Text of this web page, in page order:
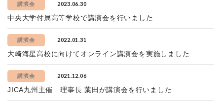
講演会 2023.06.30
中央大学付属高等学校で講演会を行いました
講演会 2022.01.31
大崎海星高校に向けてオンライン講演会を実施しました
講演会 2021.12.06
JICA九州主催 理事長 葉田が講演会を行いました